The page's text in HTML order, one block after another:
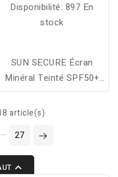
Disponibilité: 897 En
stock
SUN SECURE Écran
Minéral Teinté SPF50+
est un soin qui allie très
haute protection SPF50+
maquillage. Il convient
aux peaux intolérantes
mais aussi aux femmes
article(s)
… 27
